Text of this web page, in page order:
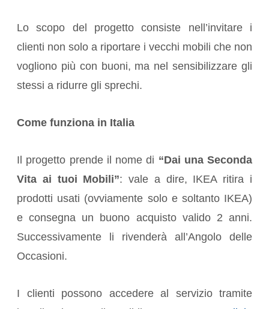
Lo scopo del progetto consiste nell’invitare i
clienti non solo a riportare i vecchi mobili che non
vogliono più con buoni, ma nel sensibilizzare gli
stessi a ridurre gli sprechi.
Come funziona in Italia
Il progetto prende il nome di “Dai una Seconda
Vita ai tuoi Mobili”: vale a dire, IKEA ritira i
prodotti usati (ovviamente solo e soltanto IKEA)
e consegna un buono acquisto valido 2 anni.
Successivamente li rivenderà all’Angolo delle
Occasioni.
I clienti possono accedere al servizio tramite